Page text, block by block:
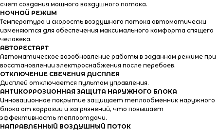
счет создания мощного воздушного потока.
НОЧНОЙ РЕЖИМ
Температура и скорость воздушного потока автоматически
изменяются для обеспечения максимального комфорта спящего
человека.
АВТОРЕСТАРТ
Автоматическое возобновление работы в заданном режиме при
восстановлении электроснабжения после перебоев.
ОТКЛЮЧЕНИЕ СВЕЧЕНИЯ ДИСПЛЕЯ
Дисплей отключается пультом управления.
АНТИКОРРОЗИОННАЯ ЗАЩИТА НАРУЖНОГО БЛОКА
Инновационное покрытие защищает теплообменник наружного
блока от коррозии и загрязнений, что повышает
эффективность теплоотдачи.
НАПРАВЛЕННЫЙ ВОЗДУШНЫЙ ПОТОК